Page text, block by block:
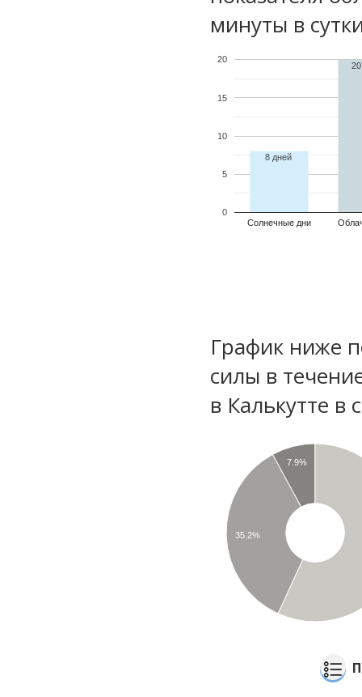
минуты в
Солнечные дни
0
5
10
15
20
8 дней
График ниже
силы в
в Калькутте в
7.9%
35.2%